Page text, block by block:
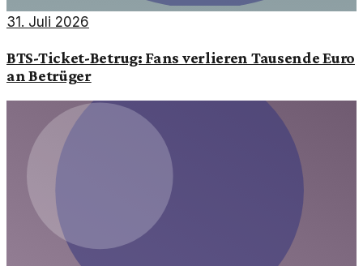
31. Juli 2026
BTS-Ticket-Betrug: Fans verlieren Tausende Euro
an Betrüger